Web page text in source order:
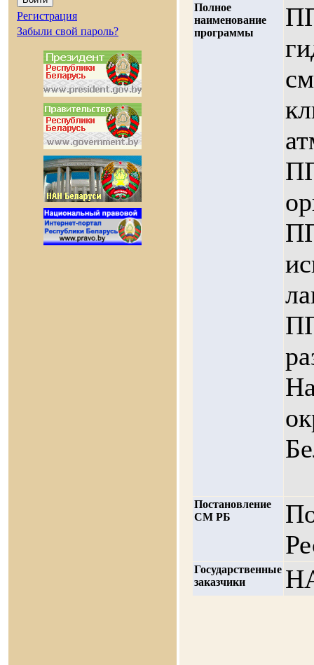
Регистрация
Забыли свой пароль?
Полное
наименование
программы
Постановление
СМ РБ
Государственные
заказчики